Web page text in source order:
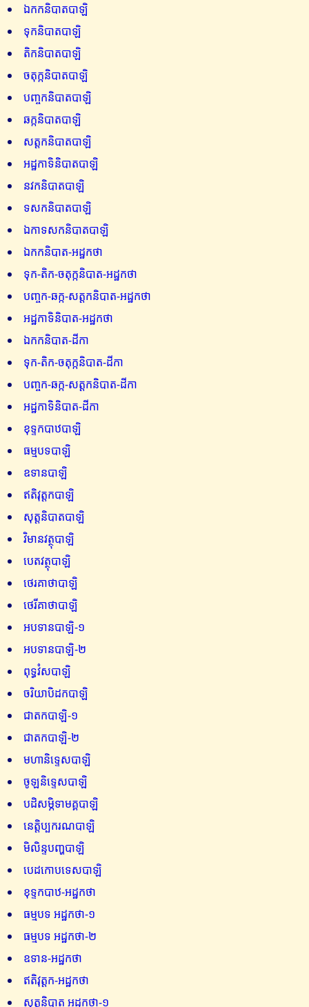
ឯកកនិបាតបាឡិ
ទុកនិបាតបាឡិ
តិកនិបាតបាឡិ
ចតុក្កនិបាតបាឡិ
បញ្ចកនិបាតបាឡិ
ឆក្កនិបាតបាឡិ
សត្តកនិបាតបាឡិ
អដ្ឋកាទិនិបាតបាឡិ
នវកនិបាតបាឡិ
ទសកនិបាតបាឡិ
ឯកាទសកនិបាតបាឡិ
ឯកកនិបាត-អដ្ឋកថា
ទុក-តិក-ចតុក្កនិបាត-អដ្ឋកថា
បញ្ចក-ឆក្ក-សត្តកនិបាត-អដ្ឋកថា
អដ្ឋកាទិនិបាត-អដ្ឋកថា
ឯកកនិបាត-ដីកា
ទុក-តិក-ចតុក្កនិបាត-ដីកា
បញ្ចក-ឆក្ក-សត្តកនិបាត-ដីកា
អដ្ឋកាទិនិបាត-ដីកា
ខុទ្ទកបាឋបាឡិ
ធម្មបទបាឡិ
ឧទានបាឡិ
ឥតិវុត្តកបាឡិ
សុត្តនិបាតបាឡិ
វិមានវត្ថុបាឡិ
បេតវត្ថុបាឡិ
ថេរគាថាបាឡិ
ថេរីគាថាបាឡិ
អបទានបាឡិ-១
អបទានបាឡិ-២
ពុទ្ធវំសបាឡិ
ចរិយាបិដកបាឡិ
ជាតកបាឡិ-១
ជាតកបាឡិ-២
មហានិទ្ទេសបាឡិ
ចូឡនិទ្ទេសបាឡិ
បដិសម្ភិទាមគ្គបាឡិ
នេត្តិប្បករណបាឡិ
មិលិន្ទបញ្ហបាឡិ
បេដកោបទេសបាឡិ
ខុទ្ទកបាឋ-អដ្ឋកថា
ធម្មបទ អដ្ឋកថា-១
ធម្មបទ អដ្ឋកថា-២
ឧទាន-អដ្ឋកថា
ឥតិវុត្តក-អដ្ឋកថា
សុត្តនិបាត អដ្ឋកថា-១